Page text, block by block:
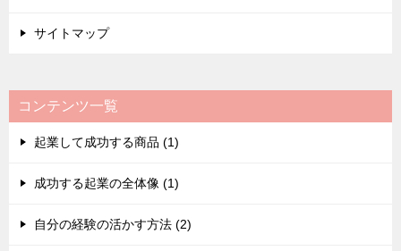
サイトマップ
コンテンツ一覧
起業して成功する商品 (1)
成功する起業の全体像 (1)
自分の経験の活かす方法 (2)